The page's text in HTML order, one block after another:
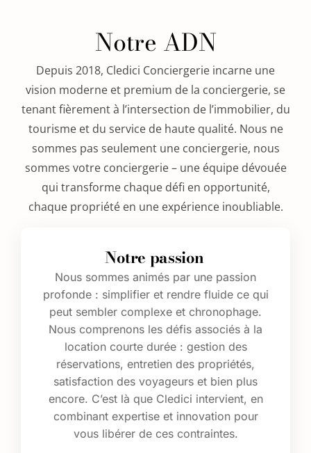
Notre ADN
Depuis 2018, Cledici Conciergerie incarne une
vision moderne et premium de la conciergerie, se
tenant fièrement à l’intersection de l’immobilier, du
tourisme et du service de haute qualité. Nous ne
sommes pas seulement une conciergerie, nous
sommes votre conciergerie – une équipe dévouée
qui transforme chaque défi en opportunité,
chaque propriété en une expérience inoubliable.
Notre passion
Nous sommes animés par une passion
profonde : simplifier et rendre fluide ce qui
peut sembler complexe et chronophage.
Nous comprenons les défis associés à la
location courte durée : gestion des
réservations, entretien des propriétés,
satisfaction des voyageurs et bien plus
encore. C’est là que Cledici intervient, en
combinant expertise et innovation pour
vous libérer de ces contraintes.